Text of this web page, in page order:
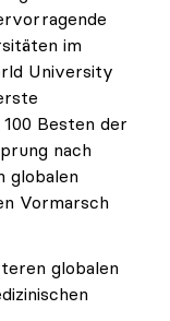
im
University
Besten der
nach
globalen
Vormarsch
globalen